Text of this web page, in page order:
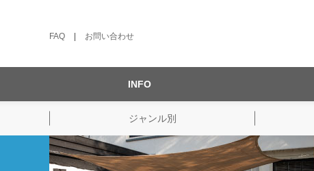
FAQ お問い合わせ
INFO
ジャンル別